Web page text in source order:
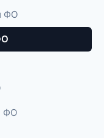
ФО
ФО